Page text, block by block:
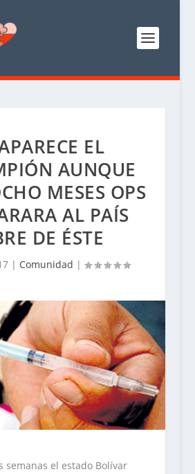
EL
AUNQUE
MESES OPS
AL PAÍS
DE ÉSTE
| Comunidad |
semanas el estado Bolívar